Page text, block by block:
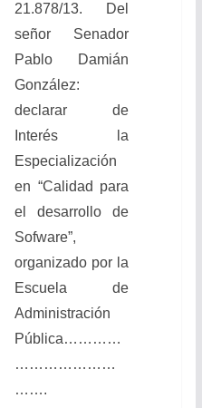
21.878/13. Del
señor Senador
Pablo Damián
González:
declarar de
Interés la
Especialización
en “Calidad para
el desarrollo de
Sofware”,
organizado por la
Escuela de
Administración
Pública…………
…………………
…….